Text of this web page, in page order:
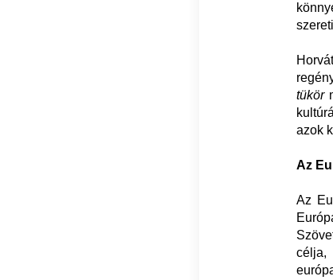
tükör
azok
Az
Az
célja,